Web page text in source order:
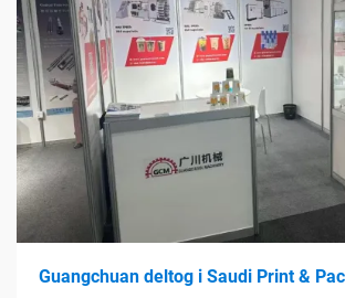
Guangchuan deltog i Saudi Print &